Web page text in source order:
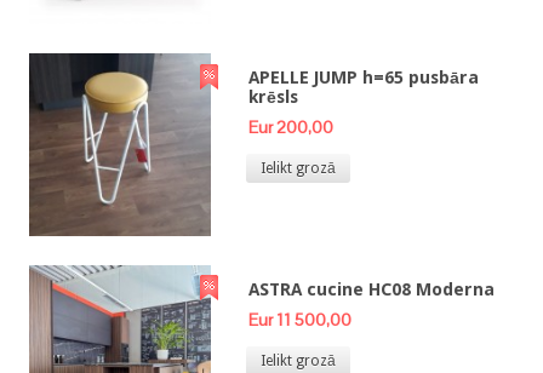
APELLE JUMP h=65 pusbāra
krēsls
Eur 200,00
Ielikt grozā
ASTRA cucine HC08 Moderna
Eur 11 500,00
Ielikt grozā